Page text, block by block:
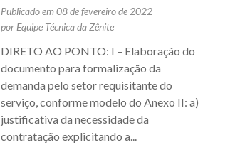
Publicado em 08 de fevereiro de 2022
por Equipe Técnica da Zênite
DIRETO AO PONTO: I – Elaboração do
documento para formalização da
demanda pelo setor requisitante do
serviço, conforme modelo do Anexo II: a)
justificativa da necessidade da
contratação explicitando a...